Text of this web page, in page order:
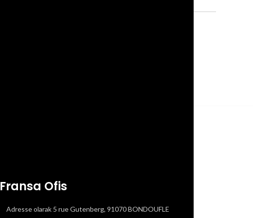
Fransa Ofis
Adresse olarak 5 rue Gutenberg, 91070 BONDOUFLE